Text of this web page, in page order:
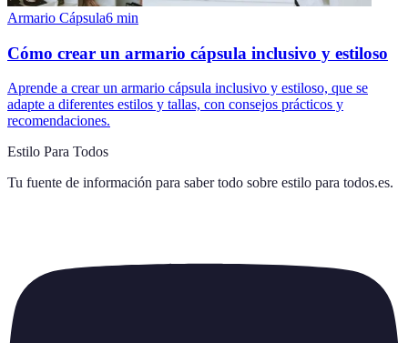
Armario Cápsula6 min
Cómo crear un armario cápsula inclusivo y estiloso
Aprende a crear un armario cápsula inclusivo y estiloso, que se
adapte a diferentes estilos y tallas, con consejos prácticos y
recomendaciones.
Estilo Para Todos
Tu fuente de información para saber todo sobre estilo para todos.es.